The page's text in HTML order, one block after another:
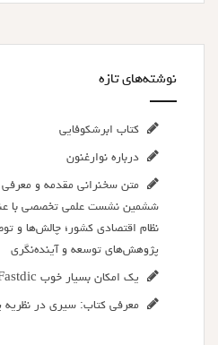
نوشته‌های تازه
کتاب ابرشکوفایی
درباره نوارغنون
متن سخنرانی مقدمه و
ششمین نشست علمی تخصصی با
نظام اقتصادی کشور؛ چالش‌ها و
پژوهش‌های توسعه و آینده‌نگری
یک امکان بسیار خوب Fastdic
معرفی کتاب: سیری در نظریه